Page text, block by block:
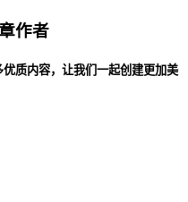
作者
质内容，让我们一起创建更加美